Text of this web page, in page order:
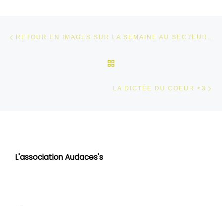
RETOUR EN IMAGES SUR LA SEMAINE AU SECTEUR JEUNESSE
LA DICTÉE DU COEUR <3
L'association Audaces's